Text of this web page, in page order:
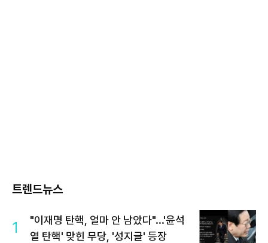
트렌드뉴스
1
"이재명 탄핵, 얼마 안 남았다"...'윤석
열 탄핵' 맞힌 무당, '성지글' 등장